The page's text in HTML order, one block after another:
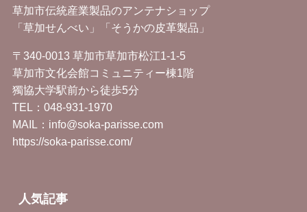
草加市伝統産業製品のアンテナショップ
「草加せんべい」「そうかの皮革製品」
〒340-0013 草加市草加市松江1-1-5
草加市文化会館コミュニティー棟1階
獨協大学駅前から徒歩5分
TEL： 048-931-1970
MAIL：info@soka-parisse.com
https://soka-parisse.com/
人気記事